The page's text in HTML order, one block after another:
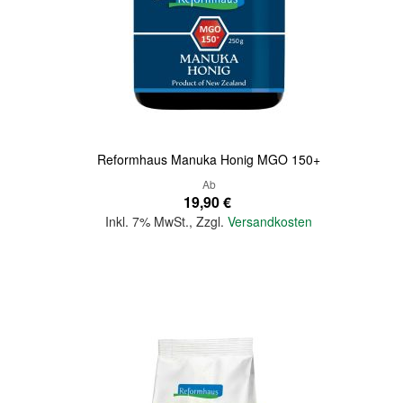
Reformhaus Manuka Honig MGO 150+
Ab
19,90 €
Inkl. 7% MwSt.,Zzgl.Versandkosten